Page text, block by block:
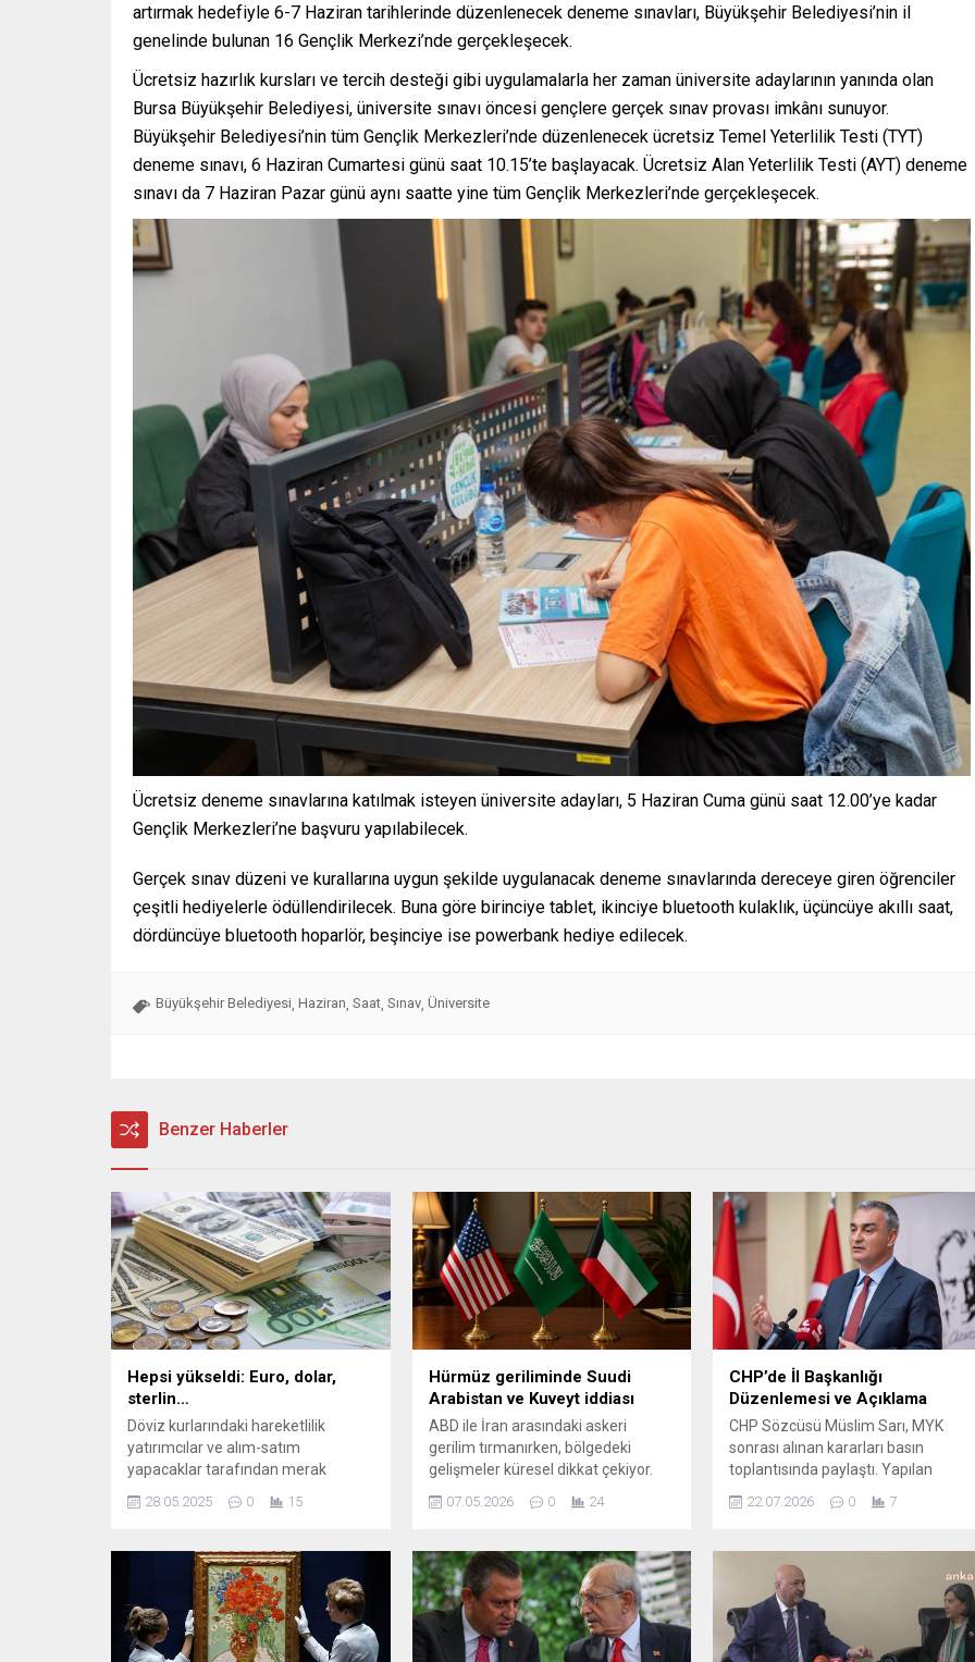
artırmak hedefiyle 6-7 Haziran tarihlerinde düzenlenecek deneme sınavları, Büyükşehir Belediyesi’nin il
genelinde bulunan 16 Gençlik Merkezi’nde gerçekleşecek.
Ücretsiz hazırlık kursları ve tercih desteği gibi uygulamalarla her zaman üniversite adaylarının yanında olan
Bursa Büyükşehir Belediyesi, üniversite sınavı öncesi gençlere gerçek sınav provası imkânı sunuyor.
Büyükşehir Belediyesi’nin tüm Gençlik Merkezleri’nde düzenlenecek ücretsiz Temel Yeterlilik Testi (TYT)
deneme sınavı, 6 Haziran Cumartesi günü saat 10.15’te başlayacak. Ücretsiz Alan Yeterlilik Testi (AYT) deneme
sınavı da 7 Haziran Pazar günü aynı saatte yine tüm Gençlik Merkezleri’nde gerçekleşecek.
Ücretsiz deneme sınavlarına katılmak isteyen üniversite adayları, 5 Haziran Cuma günü saat 12.00’ye kadar
Gençlik Merkezleri’ne başvuru yapılabilecek.
Gerçek sınav düzeni ve kurallarına uygun şekilde uygulanacak deneme sınavlarında dereceye giren öğrenciler
çeşitli hediyelerle ödüllendirilecek. Buna göre birinciye tablet, ikinciye bluetooth kulaklık, üçüncüye akıllı saat,
dördüncüye bluetooth hoparlör, beşinciye ise powerbank hediye edilecek.
Büyükşehir Belediyesi, Haziran, Saat, Sınav, Üniversite
Benzer Haberler
Hepsi yükseldi: Euro, dolar,
sterlin…
Döviz kurlarındaki hareketlilik
yatırımcılar ve alım-satım
yapacaklar tarafından merak
olmak için yakından takip edilen
Güncel dolar - euro fiyatları ne
kadar? Dolar ne kadar oldu ...
28.05.2025 0 15
Hürmüz geriliminde Suudi
Arabistan ve Kuveyt iddiası
ABD ile İran arasındaki askeri
gerilim tırmanırken, bölgedeki
gelişmeler küresel dikkat çekiyor.
Körfez ülkelerinin Washington’a
değişikliğe gidildiğini öne sürüyor.
Wall Street Journal’ın haberine
göre, Suudi Arabistan ile Kuveyt’in
ABD ordusuna yönelik üs ve hava
sahası erişim kısıtlamalarını
07.05.2026 0 24
CHP’de İl Başkanlığı
Düzenlemesi ve Açıklama
CHP Sözcüsü Müslim Sarı, MYK
sonrası alınan kararları basın
toplantısında paylaştı. Yapılan
içinde yaşanan gelişmeler hakkında
doğrultusunda bazı il
başkanlıklarında görev değişiklikleri
gerçekleştirildi; ayrıca sosyal
medyadaki söylentilere ilişkin
partinin duruşuna da değinildi.
22.07.2026 0 7